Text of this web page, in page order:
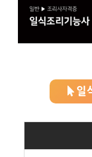
일